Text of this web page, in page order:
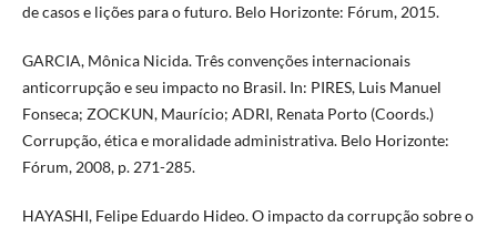
de casos e lições para o futuro. Belo Horizonte: Fórum, 2015.
GARCIA, Mônica Nicida. Três convenções internacionais
anticorrupção e seu impacto no Brasil. In: PIRES, Luis Manuel
Fonseca; ZOCKUN, Maurício; ADRI, Renata Porto (Coords.)
Corrupção, ética e moralidade administrativa. Belo Horizonte:
Fórum, 2008, p. 271-285.
HAYASHI, Felipe Eduardo Hideo. O impacto da corrupção sobre o